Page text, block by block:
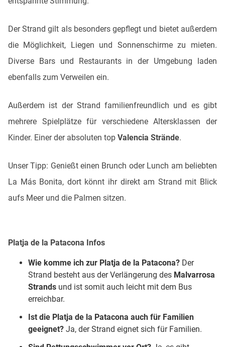
Der Strand gilt als besonders gepflegt und bietet außerdem
die Möglichkeit, Liegen und Sonnenschirme zu mieten.
Diverse Bars und Restaurants in der Umgebung laden
ebenfalls zum Verweilen ein.
Außerdem ist der Strand familienfreundlich und es gibt
mehrere Spielplätze für verschiedene Altersklassen der
Kinder. Einer der absoluten top Valencia Strände.
Unser Tipp: Genießt einen Brunch oder Lunch am beliebten
La Más Bonita, dort könnt ihr direkt am Strand mit Blick
aufs Meer und die Palmen sitzen.
Platja de la Patacona Infos
Wie komme ich zur Platja de la Patacona? Der
Strand besteht aus der Verlängerung des Malvarrosa
Strands und ist somit auch leicht mit dem Bus
erreichbar.
Ist die Platja de la Patacona auch für Familien
geeignet? Ja, der Strand eignet sich für Familien.